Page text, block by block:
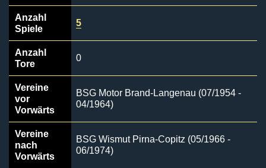
Anzahl
Spiele
5
Anzahl
Tore
0
Vereine
vor
Vorwärts
BSG Motor Brand-Langenau (07/1954 -
04/1964)
Vereine
nach
Vorwärts
BSG Wismut Pirna-Copitz (05/1966 -
06/1974)